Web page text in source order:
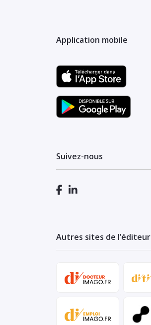
Application mobile
Suivez-nous
Autres sites de l’éditeur